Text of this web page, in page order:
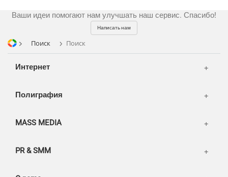
Ваши идеи помогают нам улучшать наш сервис. Спасибо!
Написать нам
Поиск Поиск
Интернет
Полиграфия
MASS MEDIA
OOH
PR & SMM
Partners
Publications
News
Our works
Korpa